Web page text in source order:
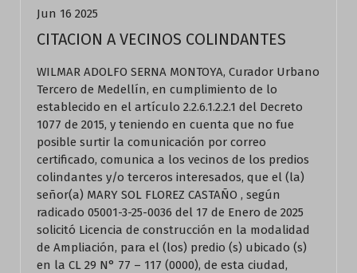
Jun 16 2025
CITACION A VECINOS COLINDANTES
WILMAR ADOLFO SERNA MONTOYA, Curador Urbano
Tercero de Medellín, en cumplimiento de lo
establecido en el artículo 2.2.6.1.2.2.1 del Decreto
1077 de 2015, y teniendo en cuenta que no fue
posible surtir la comunicación por correo
certificado, comunica a los vecinos de los predios
colindantes y/o terceros interesados, que el (la)
señor(a) MARY SOL FLOREZ CASTAÑO , según
radicado 05001-3-25-0036 del 17 de Enero de 2025
solicitó Licencia de construcción en la modalidad
de Ampliación, para el (los) predio (s) ubicado (s)
en la CL 29 N° 77 – 117 (0000), de esta ciudad,